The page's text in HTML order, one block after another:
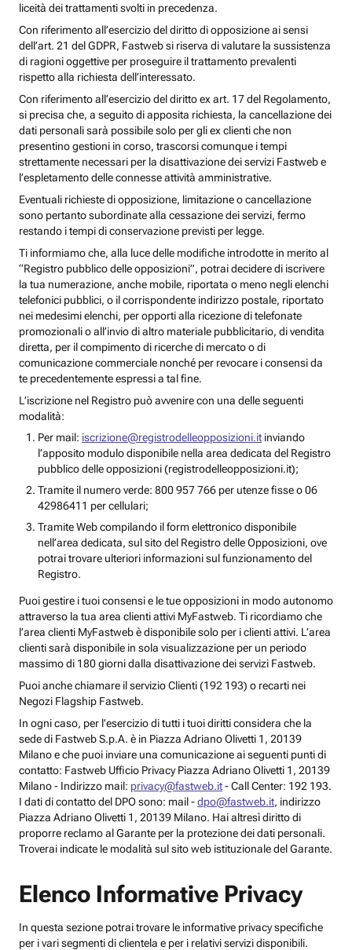
liceità dei trattamenti svolti in precedenza.
Con riferimento all’esercizio del diritto di opposizione ai sensi
dell’art. 21 del GDPR, Fastweb si riserva di valutare la sussistenza
di ragioni oggettive per proseguire il trattamento prevalenti
rispetto alla richiesta dell’interessato.
Con riferimento all’esercizio del diritto ex art. 17 del Regolamento,
si precisa che, a seguito di apposita richiesta, la cancellazione dei
dati personali sarà possibile solo per gli ex clienti che non
presentino gestioni in corso, trascorsi comunque i tempi
strettamente necessari per la disattivazione dei servizi Fastweb e
l’espletamento delle connesse attività amministrative.
Eventuali richieste di opposizione, limitazione o cancellazione
sono pertanto subordinate alla cessazione dei servizi, fermo
restando i tempi di conservazione previsti per legge.
Ti informiamo che, alla luce delle modifiche introdotte in merito al
“Registro pubblico delle opposizioni”, potrai decidere di iscrivere
la tua numerazione, anche mobile, riportata o meno negli elenchi
telefonici pubblici, o il corrispondente indirizzo postale, riportato
nei medesimi elenchi, per opporti alla ricezione di telefonate
promozionali o all’invio di altro materiale pubblicitario, di vendita
diretta, per il compimento di ricerche di mercato o di
comunicazione commerciale nonché per revocare i consensi da
te precedentemente espressi a tal fine.
L’iscrizione nel Registro può avvenire con una delle seguenti
modalità:
Per mail: iscrizione@registrodelleopposizioni.it inviando
l’apposito modulo disponibile nella area dedicata del Registro
pubblico delle opposizioni (registrodelleopposizioni.it);
Tramite il numero verde: 800 957 766 per utenze fisse o 06
42986411 per cellulari;
Tramite Web compilando il form elettronico disponibile
nell’area dedicata, sul sito del Registro delle Opposizioni, ove
potrai trovare ulteriori informazioni sul funzionamento del
Registro.
Puoi gestire i tuoi consensi e le tue opposizioni in modo autonomo
attraverso la tua area clienti attivi MyFastweb. Ti ricordiamo che
l’area clienti MyFastweb è disponibile solo per i clienti attivi. L’area
clienti sarà disponibile in sola visualizzazione per un periodo
massimo di 180 giorni dalla disattivazione dei servizi Fastweb.
Puoi anche chiamare il servizio Clienti (192 193) o recarti nei
Negozi Flagship Fastweb.
In ogni caso, per l’esercizio di tutti i tuoi diritti considera che la
sede di Fastweb S.p.A. è in Piazza Adriano Olivetti 1, 20139
Milano e che puoi inviare una comunicazione ai seguenti punti di
contatto: Fastweb Ufficio Privacy Piazza Adriano Olivetti 1, 20139
Milano - Indirizzo mail: privacy@fastweb.it- Call Center: 192 193.
I dati di contatto del DPO sono: mail -dpo@fastweb.it, indirizzo
Piazza Adriano Olivetti 1, 20139 Milano. Hai altresì diritto di
proporre reclamo al Garante per la protezione dei dati personali.
Troverai indicate le modalità sul sito web istituzionale del Garante.
Elenco Informative Privacy
In questa sezione potrai trovare le informative privacy specifiche
per i vari segmenti di clientela e per i relativi servizi disponibili.